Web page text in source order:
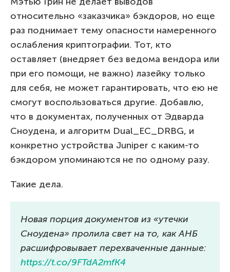
относительно «заказчика» бэкдоров, но еще
раз поднимает тему опасности намеренного
ослабления криптографии. Тот, кто
оставляет (внедряет без ведома вендора или
при его помощи, не важно) лазейку только
для себя, не может гарантировать, что ею не
смогут воспользоваться другие. Добавлю,
что в документах, полученных от Эдварда
Сноудена, и алгоритм Dual_EC_DRBG, и
конкретно устройства Juniper с каким-то
бэкдором упоминаются не по одному разу.
Такие дела.
Новая порция документов из «утечки
Сноудена» пролила свет на то, как АНБ
расшифровывает перехваченные данные:
https://t.co/9FTdA2mfK4